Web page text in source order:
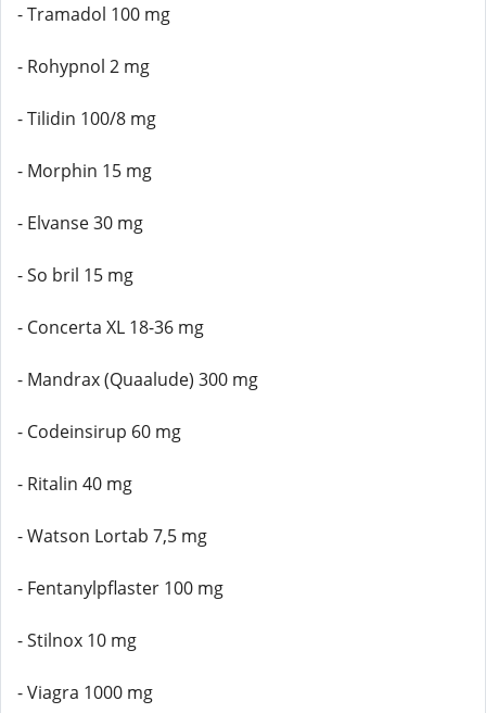
- Tramadol 100 mg
- Rohypnol 2 mg
- Tilidin 100/8 mg
- Morphin 15 mg
- Elvanse 30 mg
- So bril 15 mg
- Concerta XL 18-36 mg
- Mandrax (Quaalude) 300 mg
- Codeinsirup 60 mg
- Ritalin 40 mg
- Watson Lortab 7,5 mg
- Fentanylpflaster 100 mg
- Stilnox 10 mg
- Viagra 1000 mg